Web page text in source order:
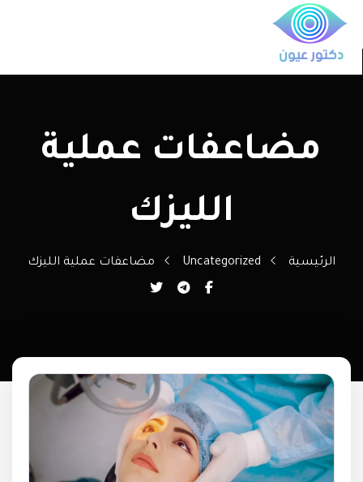
مضاعفات عملية
الليزك
الرئيسية Uncategorized مضاعفات عملية الليزك